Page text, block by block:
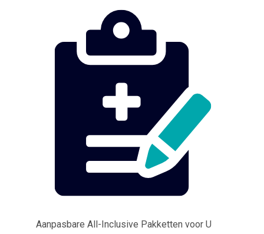
Aanpasbare All-Inclusive Pakketten voor U